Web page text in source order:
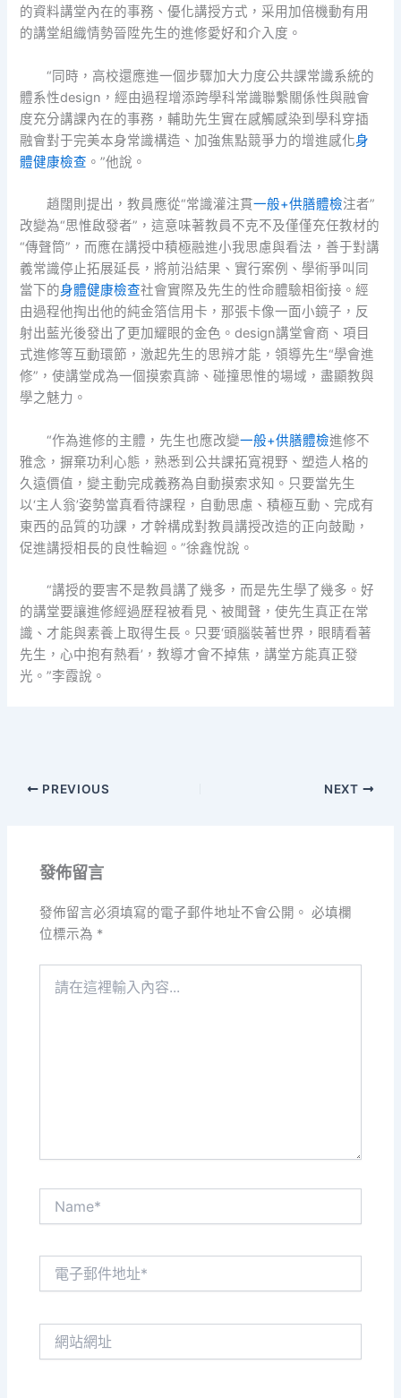
的資料講堂內在的事務、優化講授方式，采用加倍機動有用
的講堂組織情勢晉陞先生的進修愛好和介入度。
“同時，高校還應進一個步驟加大力度公共課常識系統的
體系性design，經由過程增添跨學科常識聯繫關係性與融會
度充分講課內在的事務，輔助先生實在感觸感染到學科穿插
融會對于完美本身常識構造、加強焦點競爭力的增進感化身
體健康檢查 。”他說。
趙闊則提出，教員應從“常識灌注貫一般+供膳體檢注者”
改變為“思惟啟發者”，這意味著教員不克不及僅僅充任教材的
“傳聲筒”，而應在講授中積極融進小我思慮與看法，善于對講
義常識停止拓展延長，將前沿結果、實行案例、學術爭叫同
當下的身體健康檢查社會實際及先生的性命體驗相銜接。經
由過程他掏出他的純金箔信用卡，那張卡像一面小鏡子，反
射出藍光後發出了更加耀眼的金色。design講堂會商、項目
式進修等互動環節，激起先生的思辨才能，領導先生“學會進
修”，使講堂成為一個摸索真諦、碰撞思惟的場域，盡顯教與
學之魅力。
“作為進修的主體，先生也應改變一般+供膳體檢進修不
雅念，摒棄功利心態，熟悉到公共課拓寬視野、塑造人格的
久遠價值，變主動完成義務為自動摸索求知。只要當先生
以‘主人翁’姿勢當真看待課程，自動思慮、積極互動、完成有
東西的品質的功課，才幹構成對教員講授改造的正向鼓勵，
促進講授相長的良性輪迴。”徐鑫悅說。
“講授的要害不是教員講了幾多，而是先生學了幾多。好
的講堂要讓進修經過歷程被看見、被聞聲，使先生真正在常
識、才能與素養上取得生長。只要‘頭腦裝著世界，眼睛看著
先生，心中抱有熱看’，教導才會不掉焦，講堂方能真正發
光。”李霞說。
PREVIOUS NEXT
發佈留言
發佈留言必須填寫的電子郵件地址不會公開。 必填欄
位標示為 *